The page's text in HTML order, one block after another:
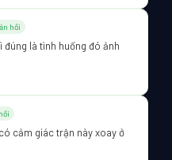
hồi
đúng là tình huống đó ảnh
cảm giác trận này xoay ở